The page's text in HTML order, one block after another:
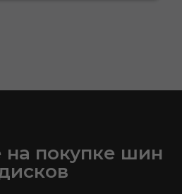
на покупке шин